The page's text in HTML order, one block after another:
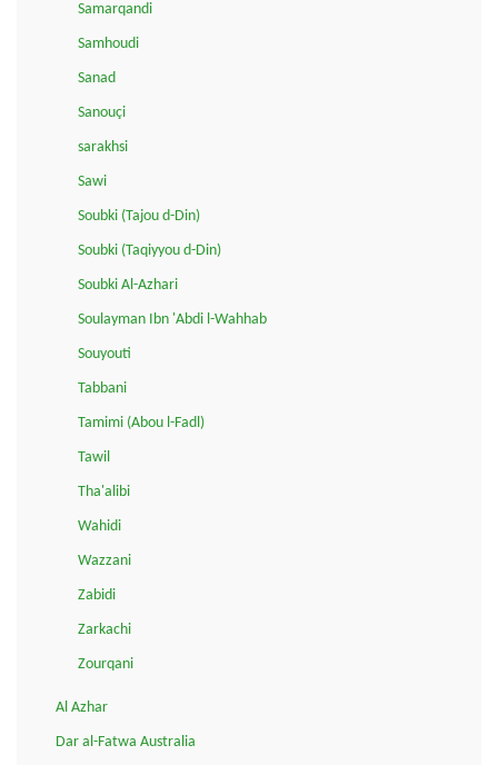
Samarqandi
Samhoudi
Sanad
Sanouçi
sarakhsi
Sawi
Soubki (Tajou d-Din)
Soubki (Taqiyyou d-Din)
Soubki Al-Azhari
Soulayman Ibn 'Abdi l-Wahhab
Souyouti
Tabbani
Tamimi (Abou l-Fadl)
Tawil
Tha'alibi
Wahidi
Wazzani
Zabidi
Zarkachi
Zourqani
Al Azhar
Dar al-Fatwa Australia